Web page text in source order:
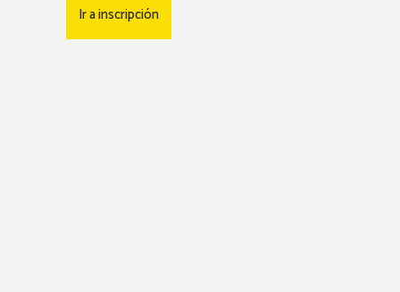
Ir a inscripción